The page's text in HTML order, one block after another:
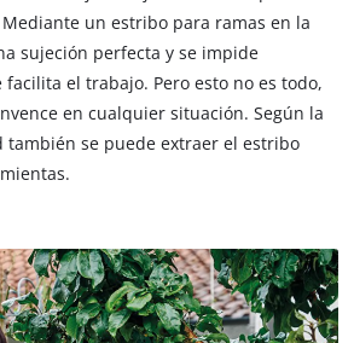
un estribo para ramas en la
sujeción perfecta y se impide
facilita el trabajo. Pero esto no es todo,
en cualquier situación. Según la
también se puede extraer el estribo